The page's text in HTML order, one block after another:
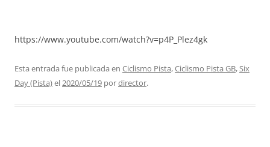
https://www.youtube.com/watch?v=p4P_Plez4gk
Esta entrada fue publicada en Ciclismo Pista,Ciclismo Pista GB,Six
Day (Pista)el2020/05/19 pordirector.